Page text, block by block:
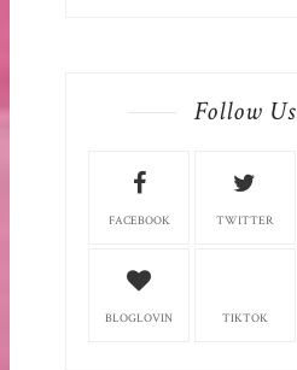
Follow Us
FACEBOOK TWITTER
BLOGLOVIN TIKTOK